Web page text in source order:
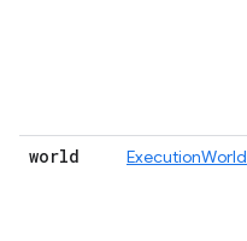
world ExecutionWorld